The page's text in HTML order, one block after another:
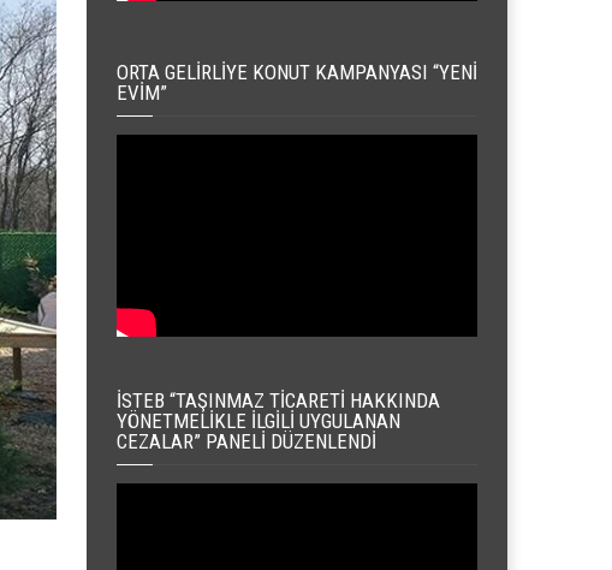
ORTA GELIRLIYE KONUT KAMPANYASI “YENI
EVIM”
İSTEB “TAŞINMAZ TICARETI HAKKINDA
YÖNETMELIKLE İLGILI UYGULANAN
CEZALAR” PANELI DÜZENLENDI